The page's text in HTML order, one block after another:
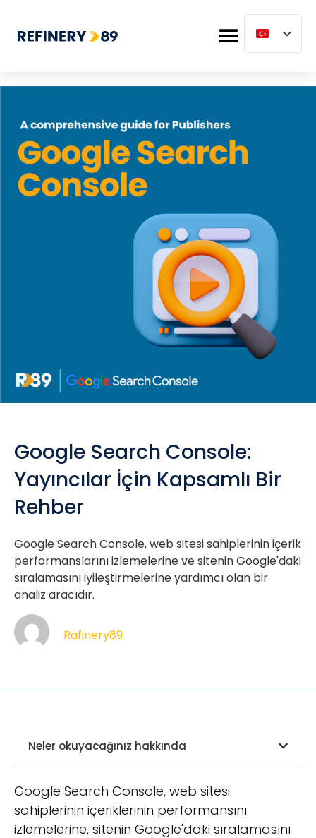
Google Search Console:
Yayıncılar İçin Kapsamlı Bir
Rehber
Google Search Console, web sitesi sahiplerinin içerik
performanslarını izlemelerine ve sitenin Google'daki
sıralamasını iyileştirmelerine yardımcı olan bir
analiz aracıdır.
Rafinery89
Neler okuyacağınız hakkında
Google Search Console, web sitesi
sahiplerinin içeriklerinin performansını
izlemelerine, sitenin Google'daki sıralamasını